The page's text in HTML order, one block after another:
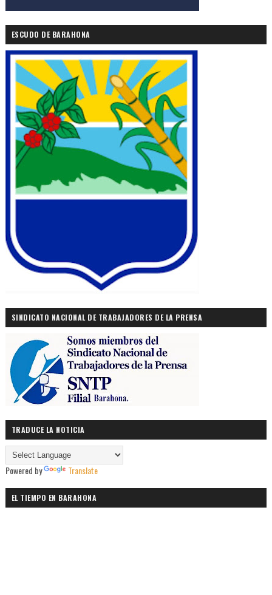
ESCUDO DE BARAHONA
SINDICATO NACIONAL DE TRABAJADORES DE LA PRENSA
TRADUCE LA NOTICIA
Powered by Translate
EL TIEMPO EN BARAHONA